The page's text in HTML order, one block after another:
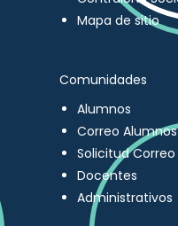
Mapa de sitio
Comunidades
Alumnos
Correo Alumnos
Solicitud Correo
Docentes
Administrativos